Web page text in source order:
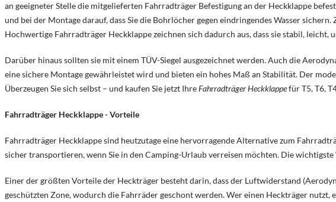
an geeigneter Stelle die mitgelieferten Fahrradträger Befestigung an der Heckklappe
und bei der Montage darauf, dass Sie die Bohrlöcher gegen eindringendes Wasser sichern.
Hochwertige Fahrradträger Heckklappe zeichnen sich dadurch aus, dass sie stabil, leicht,
Darüber hinaus sollten sie mit einem TÜV-Siegel ausgezeichnet werden. Auch die
eine sichere Montage gewährleistet wird und bieten ein hohes Maß an Stabilität. Der
Überzeugen Sie sich selbst – und kaufen Sie jetzt IhreFahrradträger Heckklappefür T5, T6,
Fahrradträger Heckklappe - Vorteile
Fahrradträger Heckklappe sind heutzutage eine hervorragende Alternative zum
sicher transportieren, wenn Sie in den Camping-Urlaub verreisen möchten. Die
Einer der größten Vorteile der Heckträger besteht darin, dass der Luftwiderstand
geschützten Zone, wodurch die Fahrräder geschont werden. Wer einen Heckträger